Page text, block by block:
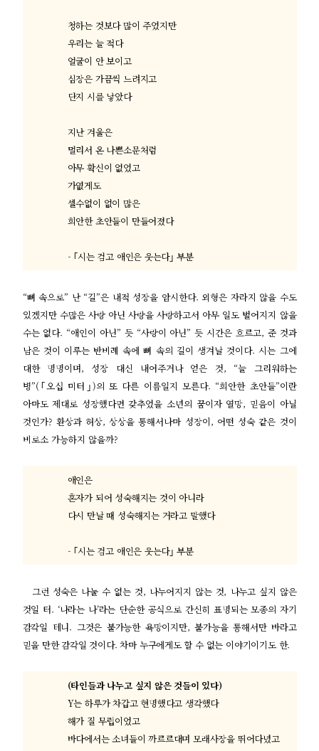
청하는 것보다 많이 주었지만
우리는 늘 적다
얼굴이 안 보이고
심장은 가끔씩 느려지고
단지 시를 낳았다
지난 겨울은
멀리서 온 나쁜소문처럼
아무 확신이 없었고
가엾게도
셀수없이 없이 많은
희안한 초안들이 만들어졌다
- ｢시는 검고 애인은 웃는다｣ 부분
“뼈 속으로” 난 “길”은 내적 성장을 암시한다. 외형은 자라지 않을 수도
있겠지만 수많은 사랑 아닌 사랑을 사랑하고서 아무 일도 벌어지지 않을
수는 없다. “애인이 아닌” 듯 “사랑이 아닌”듯 시간은 흐르고, 준 것과
남은 것이 이루는 반비례 속에 뼈 속의 길이 생겨날 것이다.시는 그에
대한 명명이며, 성장 대신 내어주거나 얻은 것, “늘 그리워하는
병”(｢오십 미터 ｣)의 또 다른 이름일지 모른다. “희안한 초안들”이란
아마도 제대로 성장했다면 갖추었을 소년의 꿈이자 열망, 믿음이 아닐
것인가? 환상과 허상,상상을 통해서나마 성장이, 어떤 성숙 같은 것이
비로소 가능하지 않을까?
애인은
혼자가 되어 성숙해지는 것이 아니라
다시 만날 때 성숙해지는 거라고 말했다
- ｢시는 검고 애인은 웃는다｣ 부분
그런 성숙은 나눌 수 없는 것, 나누어지지 않는 것, 나누고 싶지 않은
것일 터. ‘나라는 나’라는 단순한 공식으로 간신히 표명되는 모종의 자기
감각일 테니. 그것은 불가능한 욕망이지만,불가능을 통해서만 바라고
믿을 만한 감각일 것이다.차마 누구에게도 할 수 없는 이야기이기도 한.
(타인들과 나누고 싶지 않은 것들이 있다)
Y는 하루가 차갑고 현명했다고 생각했다
해가 질 무렵이었고
바다에서는 소녀들이 까르르대며 모래사장을 뛰어다녔고